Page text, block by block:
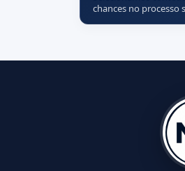
chances no processo